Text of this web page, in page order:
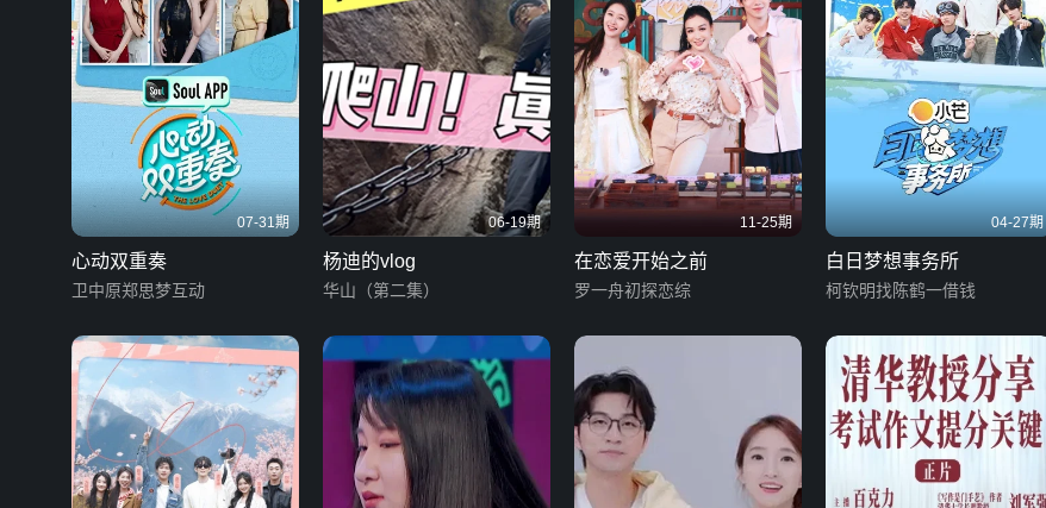
07-31期
心动双重奏
卫中原郑思梦互动
06-19期
杨迪的vlog
华山（第二集）
11-25期
在恋爱开始之前
罗一舟初探恋综
04-27期
白日梦想事务所
柯钦明找陈鹤一借钱